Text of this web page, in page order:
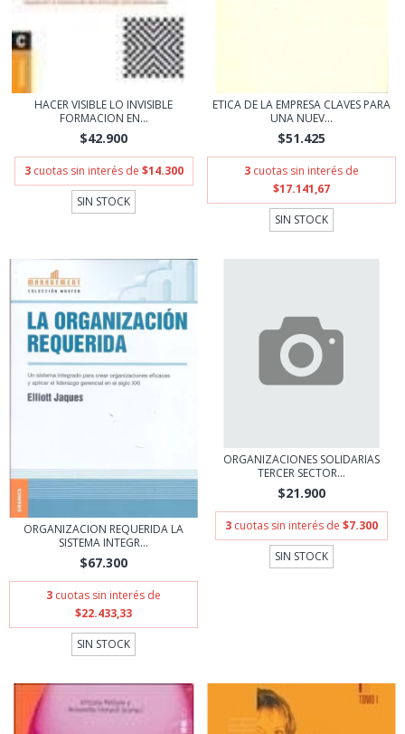
HACER VISIBLE LO INVISIBLE
FORMACION EN...
$42.900
3 cuotas sin interés de $14.300
SIN STOCK
ETICA DE LA EMPRESA CLAVES PARA
UNA NUEV...
$51.425
3 cuotas sin interés de
$17.141,67
SIN STOCK
ORGANIZACION REQUERIDA LA
SISTEMA INTEGR...
$67.300
3 cuotas sin interés de
$22.433,33
SIN STOCK
ORGANIZACIONES SOLIDARIAS
TERCER SECTOR...
$21.900
3 cuotas sin interés de $7.300
SIN STOCK